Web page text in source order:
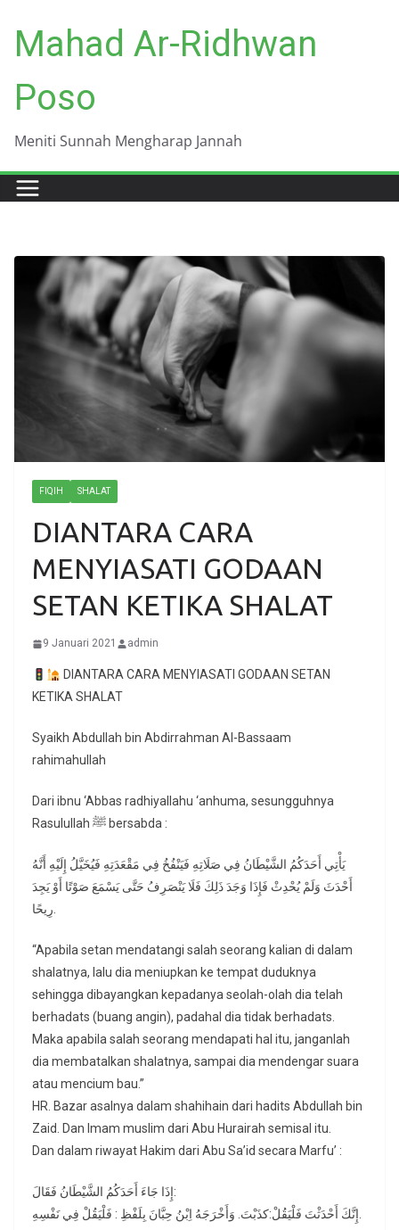
content
Mahad Ar-Ridhwan
Poso
Meniti Sunnah Mengharap Jannah
FIQIH SHALAT
DIANTARA CARA
MENYIASATI GODAAN
SETAN KETIKA SHALAT
9 Januari 2021 admin
DIANTARA CARA MENYIASATI GODAAN SETAN
KETIKA SHALAT
Syaikh Abdullah bin Abdirrahman Al-Bassaam
rahimahullah
Dari ibnu ‘Abbas radhiyallahu ‘anhuma, sesungguhnya
Rasulullah ﷺ bersabda :
يَأْتِي أَحَدَكُمُ الشَّيْطَانُ فِي صَلَاتِهِ فَيَنْفُخُ فِي مَقْعَدَتِهِ فَيُخَيَّلُ إِلَيْهِ أَنَّهُ
أَحْدَثَ وَلَمْ يُحْدِثْ فَإِذَا وَجَدَ ذَلِكَ فَلَا يَنْصَرِفُ حَتَّى يَسْمَعَ صَوْتًا أَوْ يَجِدَ
رِيحًا.
“Apabila setan mendatangi salah seorang kalian di dalam
shalatnya, lalu dia meniupkan ke tempat duduknya
sehingga dibayangkan kepadanya seolah-olah dia telah
berhadats (buang angin), padahal dia tidak berhadats.
Maka apabila salah seorang mendapati hal itu, janganlah
dia membatalkan shalatnya, sampai dia mendengar suara
atau mencium bau.”
HR. Bazar asalnya dalam shahihain dari hadits Abdullah bin
Zaid. Dan Imam muslim dari Abu Hurairah semisal itu.
Dan dalam riwayat Hakim dari Abu Sa’id secara Marfu’ :
إِذَا جَاءَ أَحَدَكُمُ الشَّيْطَانُ فَقَالَ:
إِنَّكَ أَحْدَثْتَ فَلْيَقُلْ:كذَبْتَ. وَأَخْرَجَهُ اِبْنُ حِبَّانَ بِلَفْظِ : فَلْيَقُلْ فِي نَفْسِهِ.